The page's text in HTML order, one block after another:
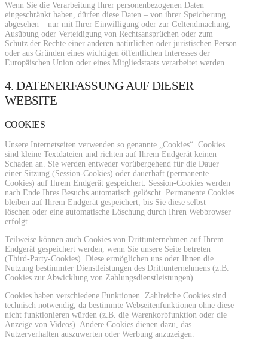
Wenn Sie die Verarbeitung Ihrer personenbezogenen Daten
eingeschränkt haben, dürfen diese Daten – von ihrer Speicherung
abgesehen – nur mit Ihrer Einwilligung oder zur Geltendmachung,
Ausübung oder Verteidigung von Rechtsansprüchen oder zum
Schutz der Rechte einer anderen natürlichen oder juristischen Person
oder aus Gründen eines wichtigen öffentlichen Interesses der
Europäischen Union oder eines Mitgliedstaats verarbeitet werden.
4. DATENERFASSUNG AUF DIESER
WEBSITE
COOKIES
Unsere Internetseiten verwenden so genannte „Cookies“. Cookies
sind kleine Textdateien und richten auf Ihrem Endgerät keinen
Schaden an. Sie werden entweder vorübergehend für die Dauer
einer Sitzung (Session-Cookies) oder dauerhaft (permanente
Cookies) auf Ihrem Endgerät gespeichert. Session-Cookies werden
nach Ende Ihres Besuchs automatisch gelöscht. Permanente Cookies
bleiben auf Ihrem Endgerät gespeichert, bis Sie diese selbst
löschen oder eine automatische Löschung durch Ihren Webbrowser
erfolgt.
Teilweise können auch Cookies von Drittunternehmen auf Ihrem
Endgerät gespeichert werden, wenn Sie unsere Seite betreten
(Third-Party-Cookies). Diese ermöglichen uns oder Ihnen die
Nutzung bestimmter Dienstleistungen des Drittunternehmens (z.B.
Cookies zur Abwicklung von Zahlungsdienstleistungen).
Cookies haben verschiedene Funktionen. Zahlreiche Cookies sind
technisch notwendig, da bestimmte Webseitenfunktionen ohne diese
nicht funktionieren würden (z.B. die Warenkorbfunktion oder die
Anzeige von Videos). Andere Cookies dienen dazu, das
Nutzerverhalten auszuwerten oder Werbung anzuzeigen.